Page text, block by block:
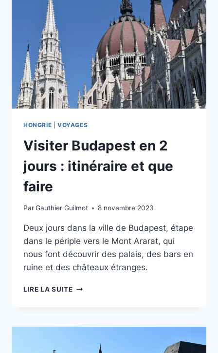
IMMERSIVE
HÉRITAGE
COMMUNISTE
EUROPE
DE
L’EST
HONGRIE VOYAGES
Visiter Budapest en 2
jours : itinéraire et que
faire
ParGauthier Guilmot 8 novembre 2023
Deux jours dans la ville de Budapest, étape
dans le périple vers le Mont Ararat, qui
nous font découvrir des palais, des bars en
ruine et des châteaux étranges.
LIRE LA SUITEVISITER
JOURS
ITINÉRAIRE